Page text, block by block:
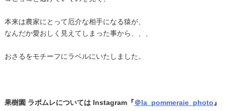
本来は農家にとって厄介な相手になる猿が、
なんだか愛おしく見えてしまった事から、、、
おさるをモチーフにラベルにいたしました。
果樹園 ラポムレについては Instagram『＠la_pommeraie_photo 』